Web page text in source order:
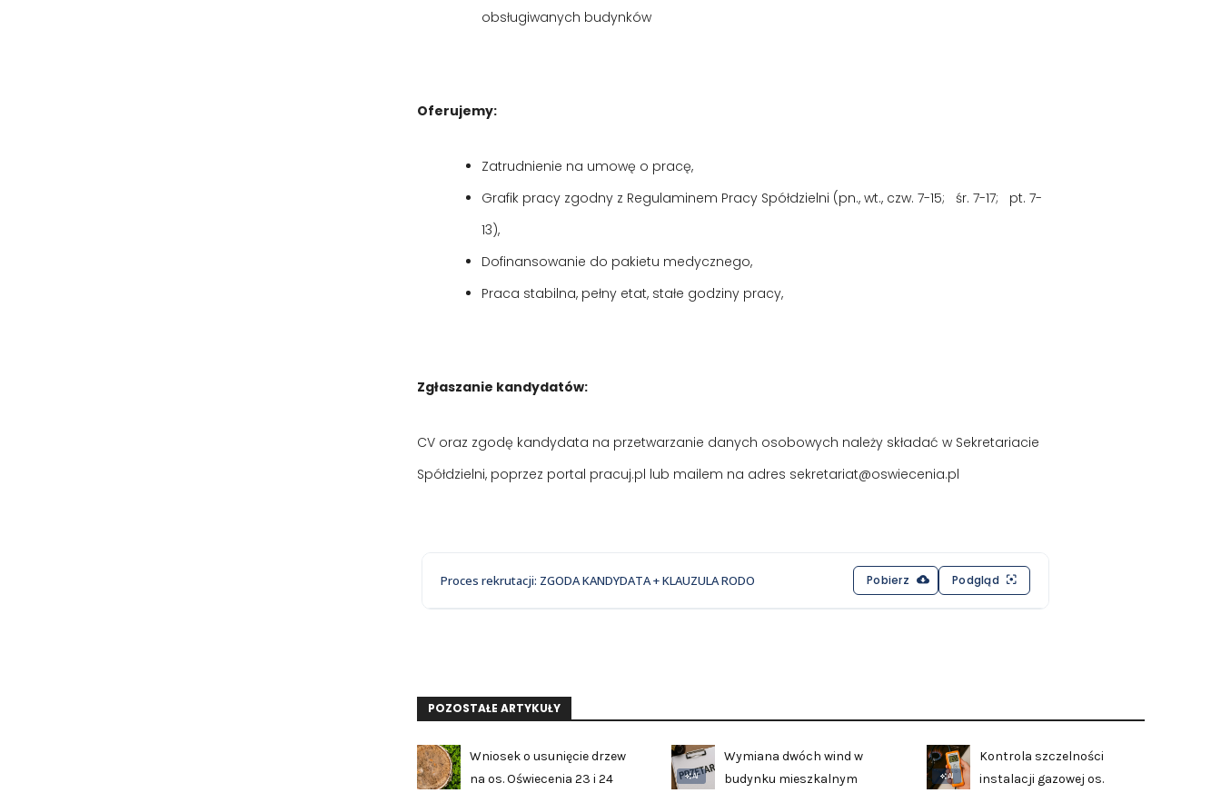
obsługiwanych budynków
Oferujemy:
Zatrudnienie na umowę o pracę,
Grafik pracy zgodny z Regulaminem Pracy Spółdzielni (pn., wt., czw. 7-15; śr. 7-17; pt. 7-
13),
Dofinansowanie do pakietu medycznego,
Praca stabilna, pełny etat, stałe godziny pracy,
Zgłaszanie kandydatów:
CV oraz zgodę kandydata na przetwarzanie danych osobowych należy składać w Sekretariacie
Spółdzielni, poprzez portal pracuj.pl lub mailem na adres sekretariat@oswiecenia.pl
Proces rekrutacji: ZGODA KANDYDATA + KLAUZULA RODO Pobierz Podgląd
POZOSTAŁE ARTYKUŁY
Wniosek o usunięcie drzew
na os. Oświecenia 23 i 24
AI
Wymiana dwóch wind w
budynku mieszkalnym
AI
Kontrola szczelności
instalacji gazowej os.